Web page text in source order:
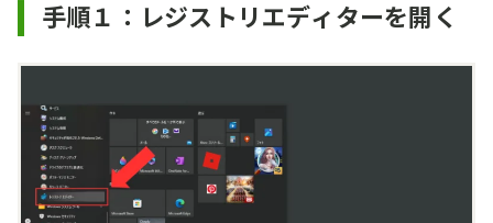
手順１：レジストリエディターを開く